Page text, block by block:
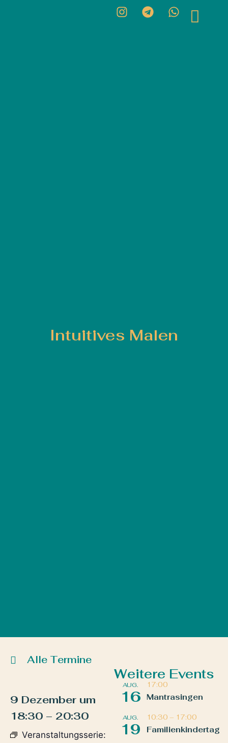
Intuitives Malen
Alle Termine
9 Dezember um
18:30 – 20:30
Veranstaltungsserie:
Weitere Events
AUG.
16
17:00
Mantrasingen
AUG.
19
10:30 – 17:00
Familienkindertag